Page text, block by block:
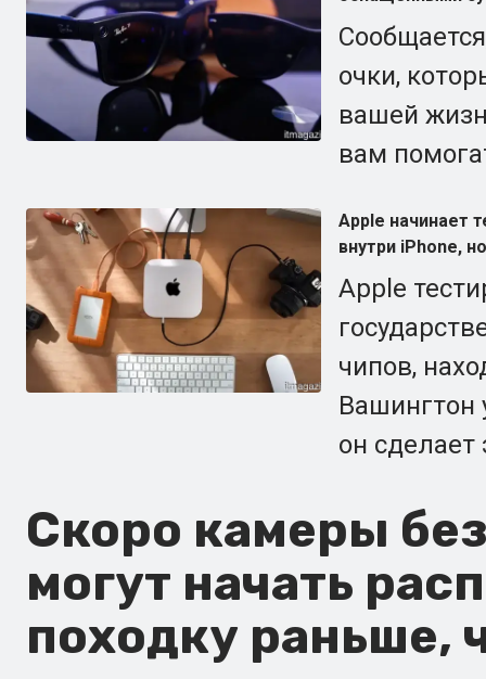
очки,
вашей
вам
Apple начинает
внутри iPhone,
Apple
чипов,
Вашингтон
он сделает
Скоро камеры
могут начать
походку раньше,